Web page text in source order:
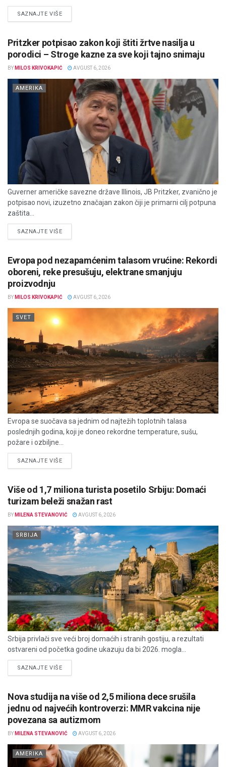
SAZNAJTE VIŠEDETAILS
Pritzker potpisao zakon koji štiti žrtve nasilja u
porodici – Stroge kazne za sve koji tajno snimaju
BY MILOS KRIVOKAPIĆ AVGUST 6, 2026
AMERIKA
Guverner američke savezne države Illinois, JB Pritzker, zvanično je
potpisao novi, izuzetno značajan zakon čiji je primarni cilj potpuna
zaštita...
SAZNAJTE VIŠEDETAILS
Evropa pod nezapamćenim talasom vrućine: Rekordi
oboreni, reke presušuju, elektrane smanjuju
proizvodnju
BY MILOS KRIVOKAPIĆ AVGUST 6, 2026
SVET
Evropa se suočava sa jednim od najtežih toplotnih talasa
poslednjih godina, koji je doneo rekordne temperature, sušu,
požare i ozbiljne...
SAZNAJTE VIŠEDETAILS
Više od 1,7 miliona turista posetilo Srbiju: Domaći
turizam beleži snažan rast
BY MILENA STEVANOVIĆ AVGUST 6, 2026
SRBIJA
Srbija privlači sve veći broj domaćih i stranih gostiju, a rezultati
ostvareni od početka godine ukazuju da bi 2026. mogla...
SAZNAJTE VIŠEDETAILS
Nova studija na više od 2,5 miliona dece srušila
jednu od najvećih kontroverzi: MMR vakcina nije
povezana sa autizmom
BY MILENA STEVANOVIĆ AVGUST 6, 2026
AMERIKA